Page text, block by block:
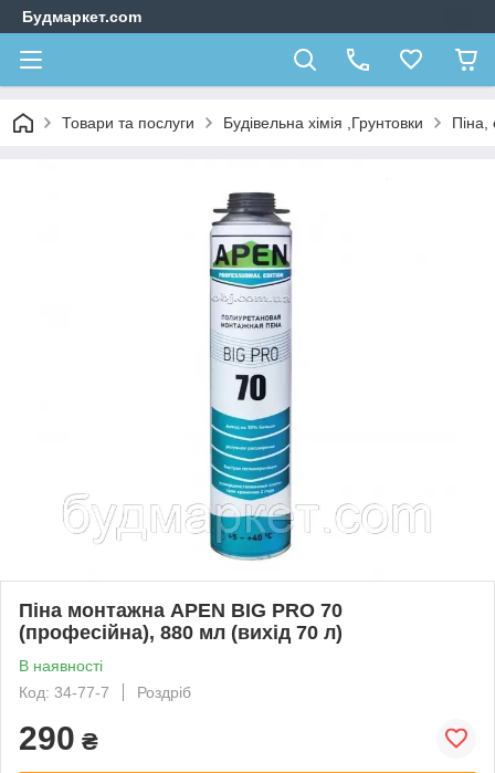
Будмаркет.com
Товари та послуги Будівельна хімія ,Грунтовки Піна,
Піна монтажна APEN BIG PRO 70
(професійна), 880 мл (вихід 70 л)
В наявності
Код: 34-77-7
Роздріб
290 ₴